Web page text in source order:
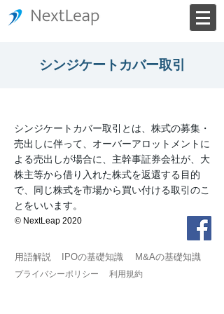
シンジケートカバー取引
シンジケートカバー取引とは、株式の募集・
売出しに伴って、オーバーアロットメントに
よる売出しが場合に、主幹事証券会社が、大
株主等から借り入れた株式を返還する目的
で、同じ株式を市場から買い付ける取引のこ
とをいいます。
© NextLeap 2020
用語解説 IPOの基礎知識 M&Aの基礎知識
プライバシーポリシー 利用規約